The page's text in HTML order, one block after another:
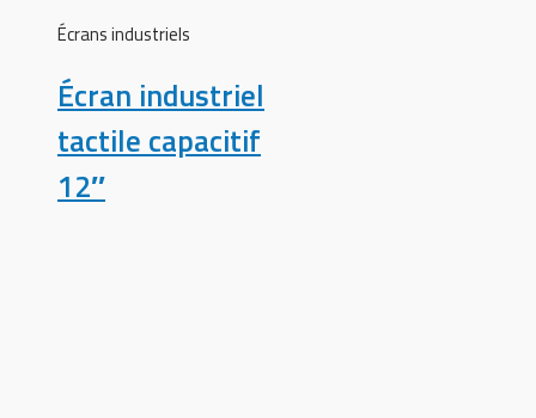
Écrans industriels
Écran industriel
tactile capacitif
12″